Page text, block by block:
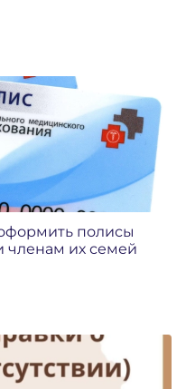
полисы
их семей